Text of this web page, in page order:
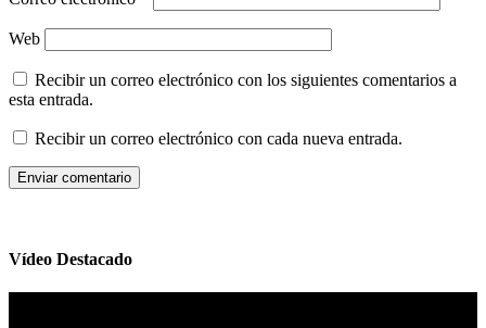
Web
Recibir un correo electrónico con los siguientes comentarios a
esta entrada.
Recibir un correo electrónico con cada nueva entrada.
Vídeo Destacado